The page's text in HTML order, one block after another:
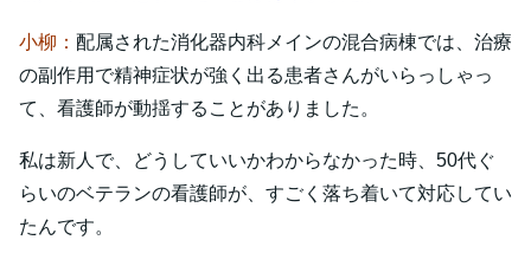
小柳： 配属された消化器内科メインの混合病棟では、治療
の副作用で精神症状が強く出る患者さんがいらっしゃっ
て、看護師が動揺することがありました。
私は新人で、どうしていいかわからなかった時、50代ぐ
らいのベテランの看護師が、すごく落ち着いて対応してい
たんです。